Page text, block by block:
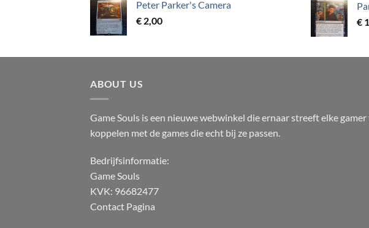
Peter Parker's Camera
€ 2,00
€
ABOUT US
Game Souls is een nieuwe webwinkel die ernaar streeft elke gamer
koppelen met de games die echt bij ze passen.
Bedrijfsinformatie:
Game Souls
KVK: 96682477
Contact Pagina